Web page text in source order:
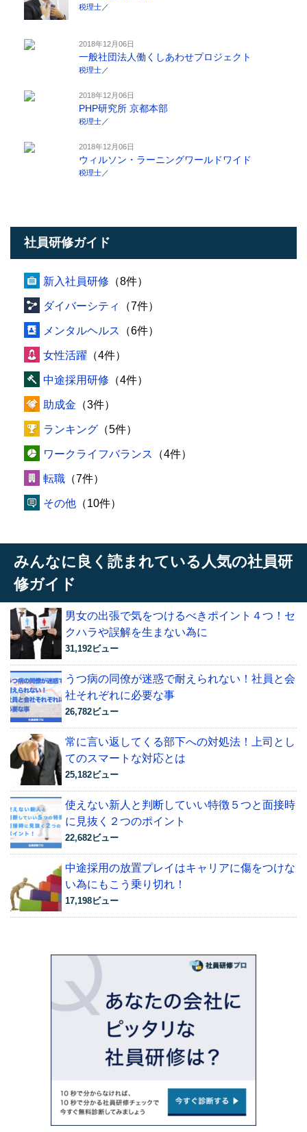
税理士 ／
2018年12月06日
一般社団法人働くしあわせプロジェクト
税理士 ／
2018年12月06日
PHP研究所 京都本部
税理士 ／
2018年12月06日
ウィルソン・ラーニングワールドワイド
税理士 ／
社員研修ガイド
新入社員研修 （8件）
ダイバーシティ （7件）
メンタルヘルス （6件）
女性活躍 （4件）
中途採用研修 （4件）
助成金 （3件）
ランキング （5件）
ワークライフバランス （4件）
転職 （7件）
その他 （10件）
みんなに良く読まれている人気の社員研
修ガイド
男女の出張で気をつけるべきポイント４つ！セ
クハラや誤解を生まない為に
31,192ビュー
うつ病の同僚が迷惑で耐えられない！社員と会
社それぞれに必要な事
26,782ビュー
常に言い返してくる部下への対処法！上司とし
てのスマートな対応とは
25,182ビュー
使えない新人と判断していい特徴５つと面接時
に見抜く２つのポイント
22,682ビュー
中途採用の放置プレイはキャリアに傷をつけな
い為にもこう乗り切れ！
17,198ビュー